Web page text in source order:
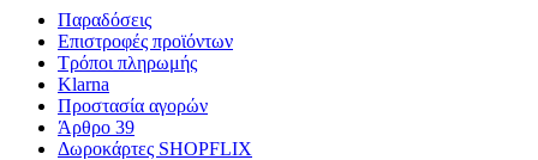
Παραδόσεις
Επιστροφές προϊόντων
Τρόποι πληρωμής
Klarna
Προστασία αγορών
Άρθρο 39
Δωροκάρτες SHOPFLIX